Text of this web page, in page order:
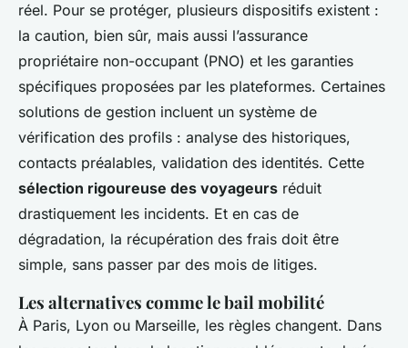
réel. Pour se protéger, plusieurs dispositifs existent :
la caution, bien sûr, mais aussi l’assurance
propriétaire non-occupant (PNO) et les garanties
spécifiques proposées par les plateformes. Certaines
solutions de gestion incluent un système de
vérification des profils : analyse des historiques,
contacts préalables, validation des identités. Cette
sélection rigoureuse des voyageurs réduit
drastiquement les incidents. Et en cas de
dégradation, la récupération des frais doit être
simple, sans passer par des mois de litiges.
Les alternatives comme le bail mobilité
À Paris, Lyon ou Marseille, les règles changent. Dans